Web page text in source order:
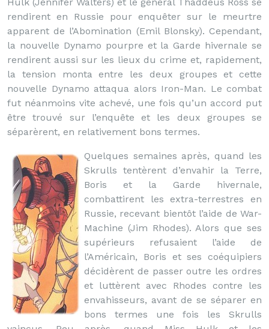
rendirent en Russie pour enquêter sur le meurtre
apparent de l’Abomination (Emil Blonsky). Cependant,
la nouvelle Dynamo pourpre et la Garde hivernale se
rendirent aussi sur les lieux du crime et, rapidement,
la tension monta entre les deux groupes et cette
nouvelle Dynamo attaqua alors Iron-Man. Le combat
fut néanmoins vite achevé, une fois qu’un accord put
être trouvé sur l’enquête et les deux groupes se
séparèrent, en relativement bons termes.
Quelques semaines après, quand les
Skrulls tentèrent d’envahir la Terre,
Boris et la Garde hivernale,
combattirent les extra-terrestres en
Russie, recevant bientôt l’aide de War-
Machine (Jim Rhodes). Alors que ses
supérieurs refusaient l’aide de
l’Américain, Boris et ses coéquipiers
décidèrent de passer outre les ordres
et luttèrent avec Rhodes contre les
envahisseurs, avant de se séparer en
bons termes une fois les Skrulls